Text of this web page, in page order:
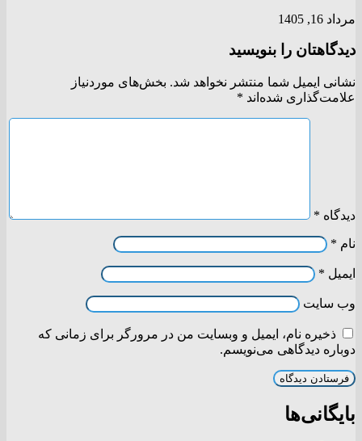
مرداد 16, 1405
دیدگاهتان را بنویسید
نشانی ایمیل شما منتشر نخواهد شد. بخش‌های موردنیاز
علامت‌گذاری شده‌اند *
دیدگاه *
نام *
ایمیل *
وب‌ سایت
ذخیره نام، ایمیل و وبسایت من در مرورگر برای زمانی که
دوباره دیدگاهی می‌نویسم.
بایگانی‌ها